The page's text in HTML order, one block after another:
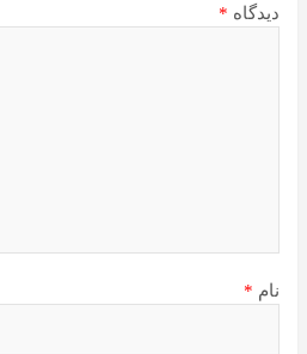
دیدگاه *
نام *